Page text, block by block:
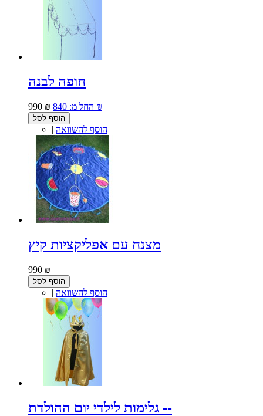
חופה לבנה
990 ₪ החל מ: 840 ₪
הוסף לסל
| הוסף להשוואה
מצנח עם אפליקציות קיץ
990 ₪
הוסף לסל
| הוסף להשוואה
גלימות לילדי יום ההולדת --